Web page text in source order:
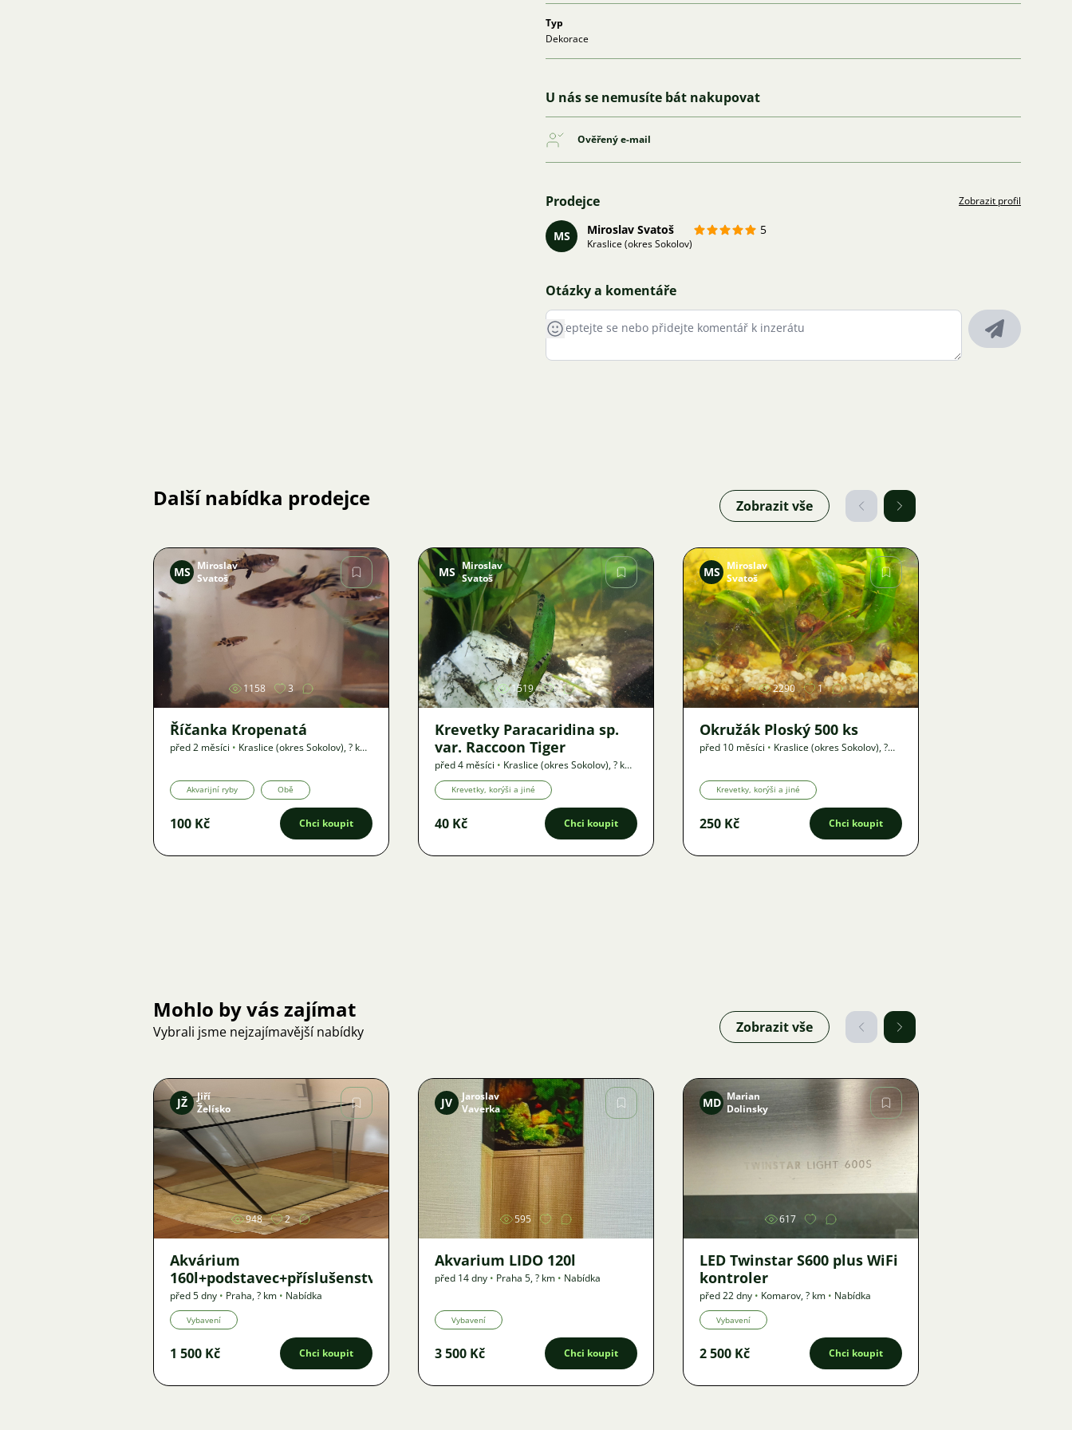
Typ
Dekorace
U nás se nemusíte bát nakupovat
Ověřený e-mail
Prodejce Zobrazit profil
MS Miroslav Svatoš 5
Kraslice (okres Sokolov)
Otázky a komentáře
Další nabídka prodejce Zobrazit vše
Obrázek
MS Miroslav
Svatoš
1158 3
Říčanka Kropenatá
před 2 měsíci • Kraslice (okres Sokolov),? km
Akvarijní ryby Obě
100 Kč Chci koupit
Obrázek
MS Miroslav
Svatoš
1519
Krevetky Paracaridina sp.
var. Raccoon Tiger
před 4 měsíci • Kraslice (okres Sokolov),? km
•Nabídka
Krevetky, korýši a jiné
40 Kč Chci koupit
Obrázek
MS Miroslav
Svatoš
2290 1
Okružák Ploský 500 ks
před 10 měsíci • Kraslice (okres Sokolov),?
Krevetky, korýši a jiné
250 Kč Chci koupit
Mohlo by vás zajímat
Vybrali jsme nejzajímavější nabídky Zobrazit vše
Obrázek
JŽ
Jiří
Želísko
948 2
Akvárium
160l+podstavec+příslušenství
před 5 dny • Praha,? km • Nabídka
Vybavení
1 500 Kč Chci koupit
Obrázek
JV
Jaroslav
Vaverka
595
Akvarium LIDO 120l
před 14 dny • Praha 5,? km • Nabídka
Vybavení
3 500 Kč Chci koupit
Obrázek
MD Marian
Dolinsky
617
LED Twinstar S600 plus WiFi
kontroler
před 22 dny • Komarov,? km • Nabídka
Vybavení
2 500 Kč Chci koupit